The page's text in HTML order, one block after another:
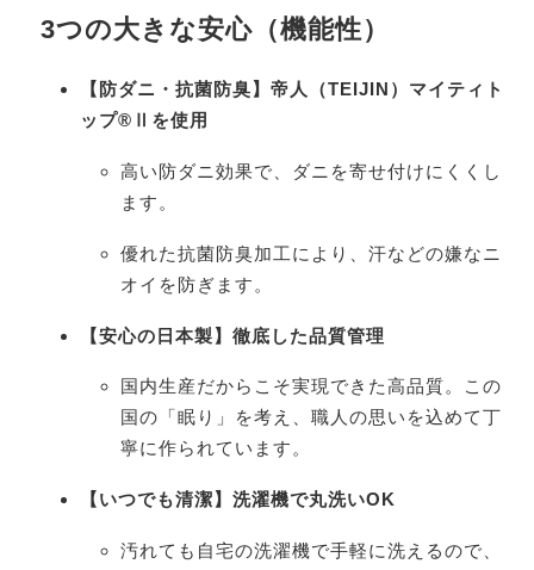
3つの大きな安心（機能性）
【防ダニ・抗菌防臭】帝人（TEIJIN）マイティト
ップ®Ⅱを使用
高い防ダニ効果で、ダニを寄せ付けにくくし
ます。
優れた抗菌防臭加工により、汗などの嫌なニ
オイを防ぎます。
【安心の日本製】徹底した品質管理
国内生産だからこそ実現できた高品質。この
国の「眠り」を考え、職人の思いを込めて丁
寧に作られています。
【いつでも清潔】洗濯機で丸洗いOK
汚れても自宅の洗濯機で手軽に洗えるので、